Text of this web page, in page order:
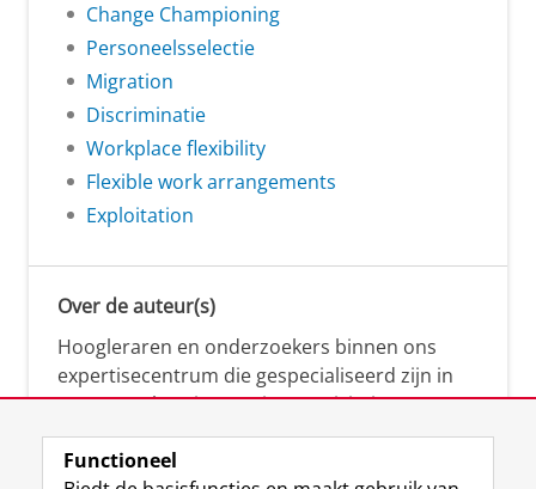
Change Championing
Personeelsselectie
Migration
Discriminatie
Workplace flexibility
Flexible work arrangements
Exploitation
Over de auteur(s)
Hoogleraren en onderzoekers binnen ons
expertisecentrum die gespecialiseerd zijn in
samenwerken, innovatie, creativiteit,
diversiteit, leiderschap en ethisch gedrag.
Functioneel